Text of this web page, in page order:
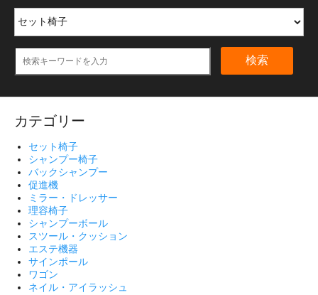
検索
カテゴリー
セット椅子
シャンプー椅子
バックシャンプー
促進機
ミラー・ドレッサー
理容椅子
シャンプーボール
スツール・クッション
エステ機器
サインポール
ワゴン
ネイル・アイラッシュ